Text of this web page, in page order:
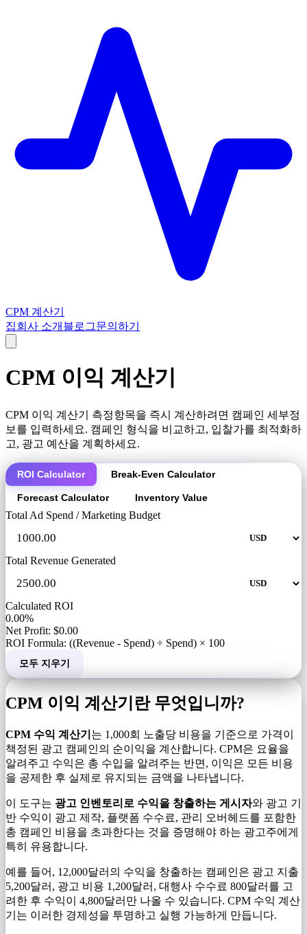
CPM 계산기
집회사 소개 블로그문의하기
CPM 이익 계산기
CPM 이익 계산기 측정항목을 즉시 계산하려면 캠페인 세부정
보를 입력하세요. 캠페인 형식을 비교하고, 입찰가를 최적화하
고, 광고 예산을 계획하세요.
ROI Calculator Break-Even Calculator
Forecast Calculator Inventory Value
Total Ad Spend / Marketing Budget
Total Revenue Generated
Calculated ROI
0.00%
Net Profit: $0.00
ROI Formula: ((Revenue - Spend) ÷ Spend) × 100
모두 지우기
CPM 이익 계산기란 무엇입니까?
CPM 수익 계산기 는 1,000회 노출당 비용을 기준으로 가격이
책정된 광고 캠페인의 순이익을 계산합니다. CPM은 요율을
알려주고 수익은 총 수입을 알려주는 반면, 이익은 모든 비용
을 공제한 후 실제로 유지되는 금액을 나타냅니다.
이 도구는 광고 인벤토리로 수익을 창출하는 게시자와 광고 기
반 수익이 광고 제작, 플랫폼 수수료, 관리 오버헤드를 포함한
총 캠페인 비용을 초과한다는 것을 증명해야 하는 광고주에게
특히 유용합니다.
예를 들어, 12,000달러의 수익을 창출하는 캠페인은 광고 지출
5,200달러, 광고 비용 1,200달러, 대행사 수수료 800달러를 고
려한 후 수익이 4,800달러만 나올 수 있습니다. CPM 수익 계산
기는 이러한 경제성을 투명하고 실행 가능하게 만듭니다.